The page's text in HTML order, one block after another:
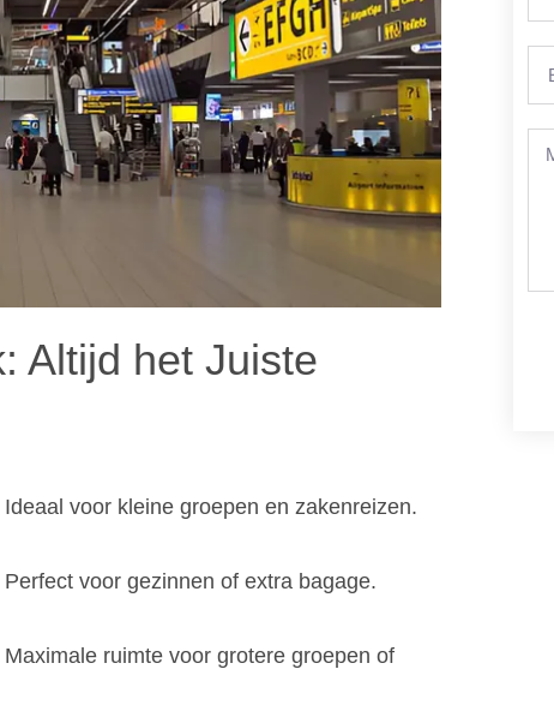
Altijd het Juiste
voor kleine groepen en zakenreizen.
voor gezinnen of extra bagage.
ruimte voor grotere groepen of